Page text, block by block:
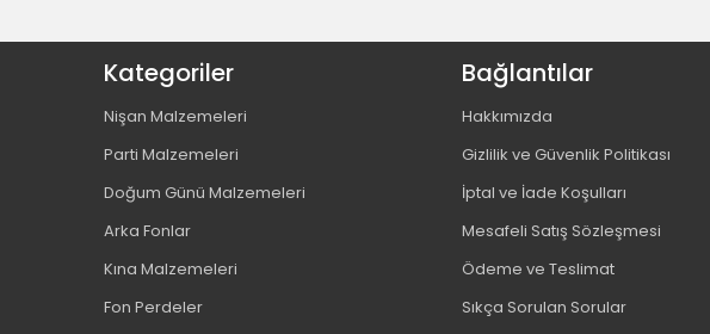
Kategoriler
Nişan Malzemeleri
Parti Malzemeleri
Doğum Günü Malzemeleri
Arka Fonlar
Kına Malzemeleri
Fon Perdeler
Bağlantılar
Hakkımızda
Gizlilik ve Güvenlik Politikası
İptal ve İade Koşulları
Mesafeli Satış Sözleşmesi
Ödeme ve Teslimat
Sıkça Sorulan Sorular